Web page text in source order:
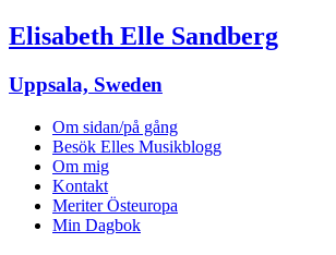
Elisabeth Elle Sandberg
Uppsala, Sweden
Om sidan/på gång
Besök Elles Musikblogg
Om mig
Kontakt
Meriter Östeuropa
Min Dagbok